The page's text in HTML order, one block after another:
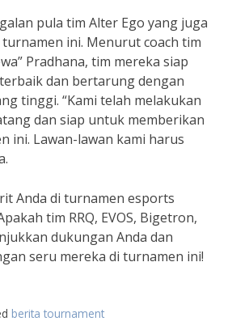
pula tim Alter Ego yang juga
ini. Menurut coach tim
Pradhana, tim mereka siap
dan bertarung dengan
tinggi. “Kami telah melakukan
dan siap untuk memberikan
ini. Lawan-lawan kami harus
Anda di turnamen esports
tim RRQ, EVOS, Bigetron,
dukungan Anda dan
seru mereka di turnamen ini!
berita tournament